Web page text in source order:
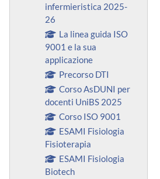
infermieristica 2025-
26
La linea guida ISO
9001 e la sua
applicazione
Precorso DTI
Corso AsDUNI per
docenti UniBS 2025
Corso ISO 9001
ESAMI Fisiologia
Fisioterapia
ESAMI Fisiologia
Biotech